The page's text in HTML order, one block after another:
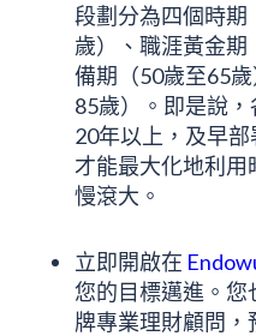
段劃分為四個時
歲）、職涯黃金
備期（50歲至65
85歲）。即是說
20年以上，及早部
才能最大化地利用
慢滾大。
立即開啟在
您的目標邁進。
牌專業理財顧問，